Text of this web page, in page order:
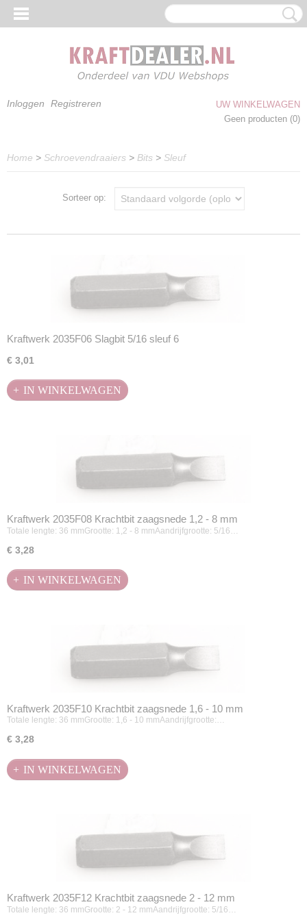
Inloggen Registreren
UW WINKELWAGEN
Geen producten (0)
Home > Schroevendraaiers > Bits > Sleuf
Sorteer op:
Kraftwerk 2035F06 Slagbit 5/16 sleuf 6
€ 3,01
IN WINKELWAGEN
Kraftwerk 2035F08 Krachtbit zaagsnede 1,2 - 8 mm
Totale lengte: 36 mmGrootte: 1,2 - 8 mmAandrijfgrootte: 5/16…
€ 3,28
IN WINKELWAGEN
Kraftwerk 2035F10 Krachtbit zaagsnede 1,6 - 10 mm
Totale lengte: 36 mmGrootte: 1,6 - 10 mmAandrijfgrootte:…
€ 3,28
IN WINKELWAGEN
Kraftwerk 2035F12 Krachtbit zaagsnede 2 - 12 mm
Totale lengte: 36 mmGrootte: 2 - 12 mmAandrijfgrootte: 5/16…